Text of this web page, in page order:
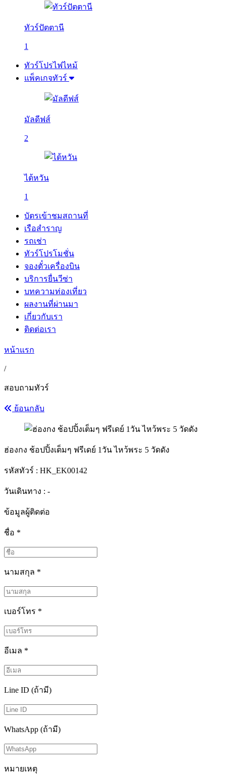
ทัวร์ปัตตานี
1
ทัวร์โปรไฟไหม้
แพ็คเกจทัวร์
มัลดีฟส์
2
ไต้หวัน
1
บัตรเข้าชมสถานที่
เรือสำราญ
รถเช่า
ทัวร์โปรโมชั่น
จองตั๋วเครื่องบิน
บริการยื่นวีซ่า
บทความท่องเที่ยว
ผลงานที่ผ่านมา
เกี่ยวกับเรา
ติดต่อเรา
หน้าแรก
/
สอบถามทัวร์
ย้อนกลับ
ฮ่องกง ช้อปปิ้งเต็มๆ ฟรีเดย์ 1วัน ไหว้พระ 5 วัดดัง
รหัสทัวร์ : HK_EK00142
วันเดินทาง : -
ข้อมูลผู้ติดต่อ
ชื่อ *
นามสกุล *
เบอร์โทร *
อีเมล *
Line ID (ถ้ามี)
WhatsApp (ถ้ามี)
หมายเหตุ